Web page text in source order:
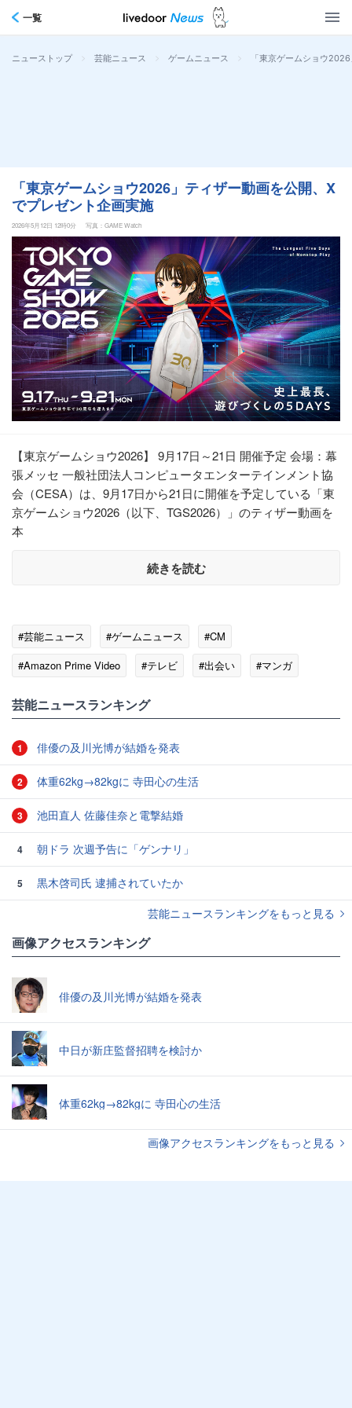
一覧
ニューストップ > 芸能ニュース > ゲームニュース > 「東京ゲームショウ
「東京ゲームショウ2026」ティザー動画を公開、X
でプレゼント企画実施
2026年5月12日 12時0分 写真：GAME Watch
【東京ゲームショウ2026】 9月17日～21日 開催予定 会場：幕
張メッセ 一般社団法人コンピュータエンターテインメント協
会（CESA）は、9月17日から21日に開催を予定している「東
京ゲームショウ2026（以下、TGS2026）」のティザー動画を
本
続きを読む
#芸能ニュース #ゲームニュース
#CM
#Amazon Prime Video
#テレビ #出会い
#マンガ
芸能ニュースランキング
1 俳優の及川光博が結婚を発表
2 体重62kg→82kgに 寺田心の生活
3 池田直人 佐藤佳奈と電撃結婚
4 朝ドラ 次週予告に「ゲンナリ」
5
黒木啓司氏 逮捕されていたか
芸能ニュースランキングをもっと見る
画像アクセスランキング
俳優の及川光博が結婚を発表
中日が新庄監督招聘を検討か
体重62kg→82kgに 寺田心の生活
画像アクセスランキングをもっと見る